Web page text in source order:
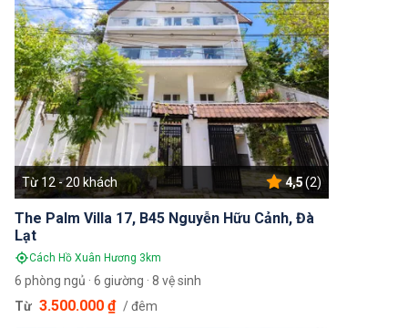
The Palm Villa 17, B45 Nguyễn Hữu Cảnh, Đà
Lạt
Cách Hồ Xuân Hương 3km
Từ 12 - 20 khách 4,5(2)
6 phòng ngủ · 6 giường · 8 vệ sinh
Từ 3.500.000 ₫ / đêm